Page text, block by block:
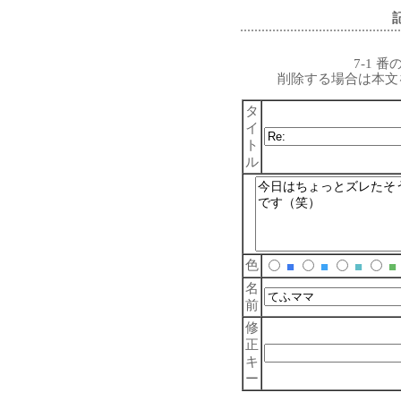
7-1 番
削除する場合は本
タ
イ
ト
ル
色 ■ ■ ■
■
名
前
修
正
キ
ー